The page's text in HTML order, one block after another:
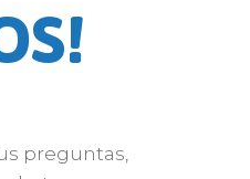
preguntas,